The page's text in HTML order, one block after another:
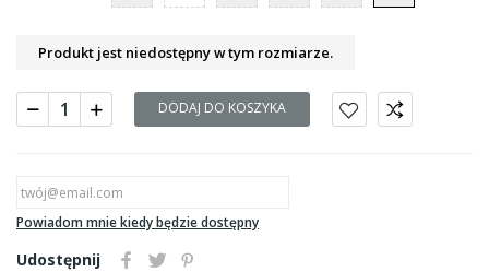
Produkt jest niedostępny w tym rozmiarze.
DODAJ DO KOSZYKA
Powiadom mnie kiedy będzie dostępny
Udostępnij